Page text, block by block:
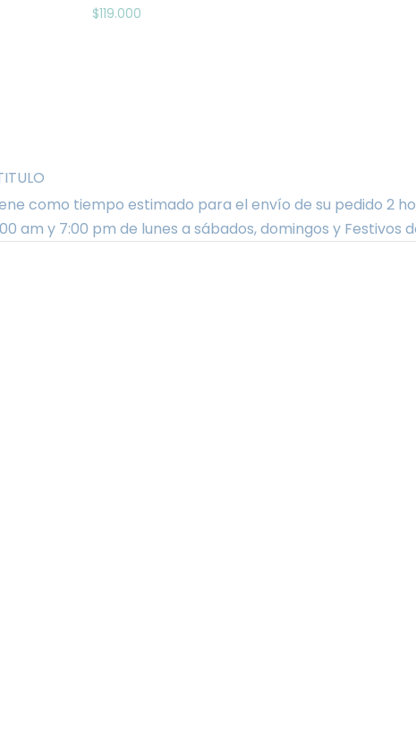
$119.000
tiene como tiempo estimado para el envío de su pedido 2
am y 7:00 pm de lunes a sábados, domingos y Festivos